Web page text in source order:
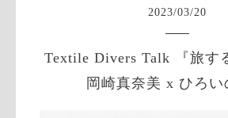
2023/03/20
Textile Divers Talk 『旅
岡崎真奈美 x ひろい